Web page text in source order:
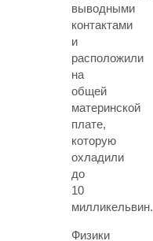
выводными
контактами
и
расположили
на
общей
материнской
плате,
которую
охладили
до
10
милликельвин.
Физики